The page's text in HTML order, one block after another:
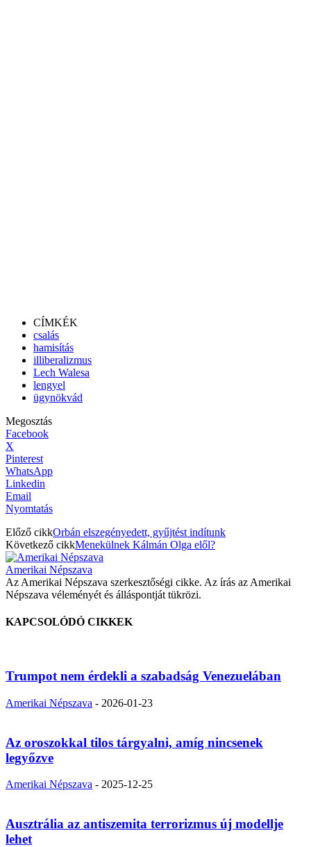
CÍMKÉK
csalás
hamisítás
illiberalizmus
Lech Walesa
lengyel
ügynökvád
Megosztás
Facebook
X
Pinterest
WhatsApp
Linkedin
Email
Nyomtatás
Előző cikkOrbán elszegényedett, gyűjtést indítunk
Következő cikkMenekülnek Kálmán Olga elől?
Amerikai Népszava
Az Amerikai Népszava szerkesztőségi cikke. Az írás az Amerikai
Népszava véleményét és álláspontját tükrözi.
KAPCSOLÓDÓ CIKKEK
Trumpot nem érdekli a szabadság Venezuelában
Amerikai Népszava - 2026-01-23
Az oroszokkal tilos tárgyalni, amíg nincsenek
legyőzve
Amerikai Népszava - 2025-12-25
Ausztrália az antiszemita terrorizmus új modellje
lehet